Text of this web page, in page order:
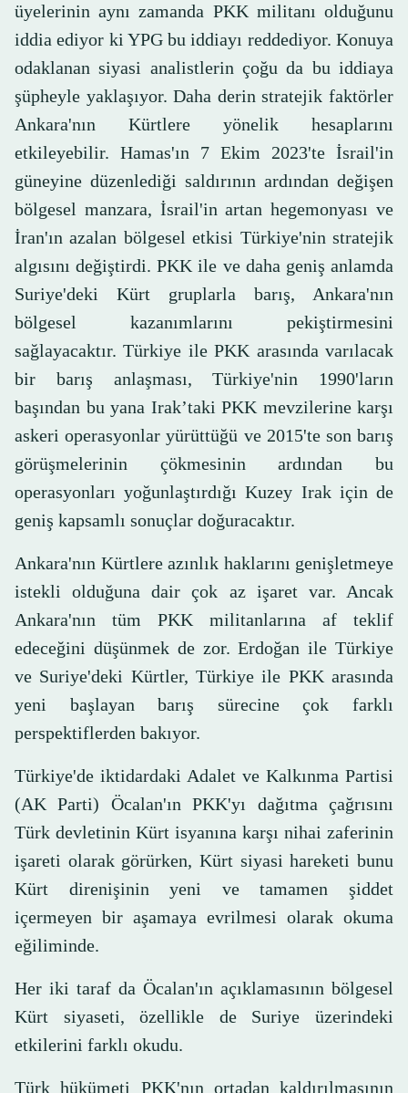
üyelerinin aynı zamanda PKK militanı olduğunu
iddia ediyor ki YPG bu iddiayı reddediyor. Konuya
odaklanan siyasi analistlerin çoğu da bu iddiaya
şüpheyle yaklaşıyor. Daha derin stratejik faktörler
Ankara'nın Kürtlere yönelik hesaplarını
etkileyebilir. Hamas'ın 7 Ekim 2023'te İsrail'in
güneyine düzenlediği saldırının ardından değişen
bölgesel manzara, İsrail'in artan hegemonyası ve
İran'ın azalan bölgesel etkisi Türkiye'nin stratejik
algısını değiştirdi. PKK ile ve daha geniş anlamda
Suriye'deki Kürt gruplarla barış, Ankara'nın
bölgesel kazanımlarını pekiştirmesini
sağlayacaktır. Türkiye ile PKK arasında varılacak
bir barış anlaşması, Türkiye'nin 1990'ların
başından bu yana Irak’taki PKK mevzilerine karşı
askeri operasyonlar yürüttüğü ve 2015'te son barış
görüşmelerinin çökmesinin ardından bu
operasyonları yoğunlaştırdığı Kuzey Irak için de
geniş kapsamlı sonuçlar doğuracaktır.
Ankara'nın Kürtlere azınlık haklarını genişletmeye
istekli olduğuna dair çok az işaret var. Ancak
Ankara'nın tüm PKK militanlarına af teklif
edeceğini düşünmek de zor. Erdoğan ile Türkiye
ve Suriye'deki Kürtler, Türkiye ile PKK arasında
yeni başlayan barış sürecine çok farklı
perspektiflerden bakıyor.
Türkiye'de iktidardaki Adalet ve Kalkınma Partisi
(AK Parti) Öcalan'ın PKK'yı dağıtma çağrısını
Türk devletinin Kürt isyanına karşı nihai zaferinin
işareti olarak görürken, Kürt siyasi hareketi bunu
Kürt direnişinin yeni ve tamamen şiddet
içermeyen bir aşamaya evrilmesi olarak okuma
eğiliminde.
Her iki taraf da Öcalan'ın açıklamasının bölgesel
Kürt siyaseti, özellikle de Suriye üzerindeki
etkilerini farklı okudu.
Türk hükümeti PKK'nın ortadan kaldırılmasının